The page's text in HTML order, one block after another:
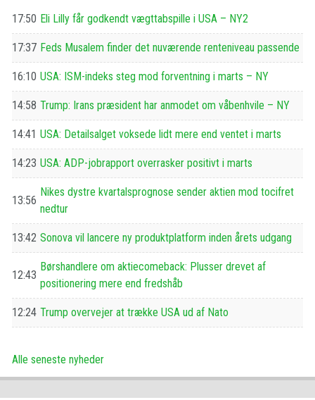
17:50 Eli Lilly får godkendt vægttabspille i USA – NY2
17:37 Feds Musalem finder det nuværende renteniveau passende
16:10 USA: ISM-indeks steg mod forventning i marts – NY
14:58 Trump: Irans præsident har anmodet om våbenhvile – NY
14:41 USA: Detailsalget voksede lidt mere end ventet i marts
14:23 USA: ADP-jobrapport overrasker positivt i marts
13:56
Nikes dystre kvartalsprognose sender aktien mod tocifret
nedtur
13:42 Sonova vil lancere ny produktplatform inden årets udgang
12:43
Børshandlere om aktiecomeback: Plusser drevet af
positionering mere end fredshåb
12:24 Trump overvejer at trække USA ud af Nato
Alle seneste nyheder